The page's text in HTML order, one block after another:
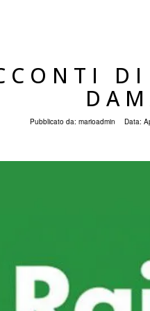
Pubblicato da: marioadmin Data: